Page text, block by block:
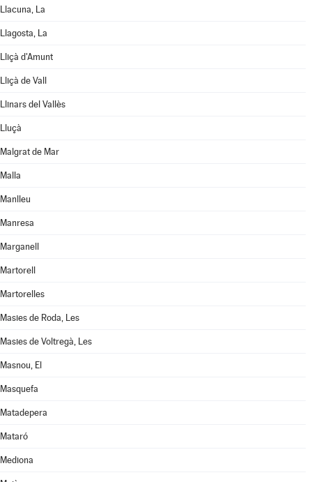
Llacuna, La
Llagosta, La
Lliçà d'Amunt
Lliçà de Vall
Llinars del Vallès
Lluçà
Malgrat de Mar
Malla
Manlleu
Manresa
Marganell
Martorell
Martorelles
Masies de Roda, Les
Masies de Voltregà, Les
Masnou, El
Masquefa
Matadepera
Mataró
Mediona